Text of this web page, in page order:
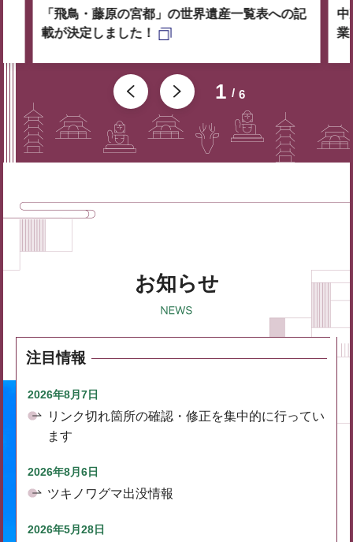
1 6
「飛鳥・藤原の宮都」の世界遺産一覧表への記
載が決定しました！
中
業
お知らせ
注目情報
2026年8月7日
リンク切れ箇所の確認・修正を集中的に行ってい
ます
2026年8月6日
ツキノワグマ出没情報
2026年5月28日